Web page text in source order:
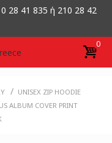
28 41 835 ή 210 28 42
0
/ UNISEX ZIP HOODIE
ALBUM COVER PRINT